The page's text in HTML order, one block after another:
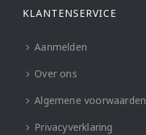
KLANTENSERVICE
Aanmelden
Over ons
Algemene voorwaarden
Privacyverklaring